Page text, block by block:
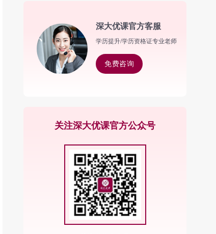
深大优课官方客服
学历提升/学历资格证专业老师
免费咨询
关注深大优课官方公众号